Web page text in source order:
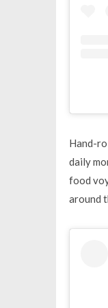
Hand-
daily
food
around